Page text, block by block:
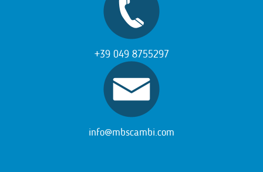
+39 049 8755297
info@mbscambi.com